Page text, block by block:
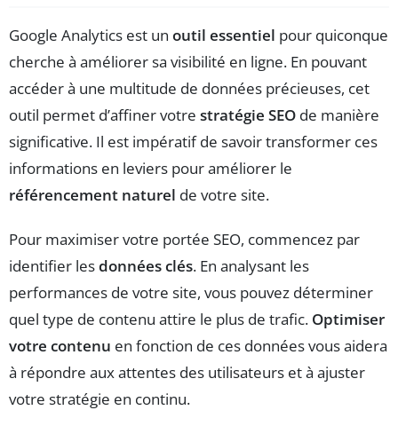
Google Analytics est un outil essentiel pour quiconque
cherche à améliorer sa visibilité en ligne. En pouvant
accéder à une multitude de données précieuses, cet
outil permet d’affiner votre stratégie SEO de manière
significative. Il est impératif de savoir transformer ces
informations en leviers pour améliorer le
référencement naturel de votre site.
Pour maximiser votre portée SEO, commencez par
identifier lesdonnées clés. En analysant les
performances de votre site, vous pouvez déterminer
quel type de contenu attire le plus de trafic. Optimiser
votre contenu en fonction de ces données vous aidera
à répondre aux attentes des utilisateurs et à ajuster
votre stratégie en continu.